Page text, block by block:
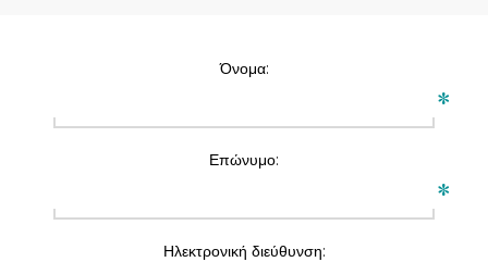
Όνομα:
*
Επώνυμο:
*
Ηλεκτρονική διεύθυνση: